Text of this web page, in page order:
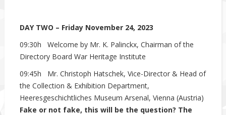
DAY TWO – Friday November 24, 2023
09:30h Welcome by Mr. K. Palinckx, Chairman of the
Directory Board War Heritage Institute
09:45h Mr. Christoph Hatschek, Vice-Director & Head of
the Collection & Exhibition Department,
Heeresgeschichtliches Museum Arsenal, Vienna (Austria)
Fake or not fake, this will be the question? The